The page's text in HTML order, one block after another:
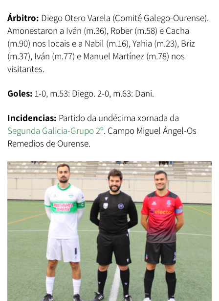
Árbitro: Diego Otero Varela (Comité Galego-Ourense).
Amonestaron a Iván (m.36), Rober (m.58) e Cacha
(m.90) nos locais e a Nabil (m.16), Yahia (m.23), Briz
(m.37), Iván (m.77) e Manuel Martínez (m.78) nos
visitantes.
Goles: 1-0, m.53: Diego. 2-0, m.63: Dani.
Incidencias: Partido da undécima xornada da
Segunda Galicia-Grupo 2º. Campo Miguel Ángel-Os
Remedios de Ourense.